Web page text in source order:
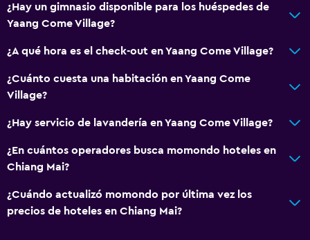
¿Hay un gimnasio disponible para los huéspedes de
Yaang Come Village?
¿A qué hora es el check-out en Yaang Come Village?
¿Cuánto cuesta una habitación en Yaang Come
Village?
¿Hay servicio de lavandería en Yaang Come Village?
¿En cuántos operadores busca momondo hoteles en
Chiang Mai?
¿Cuándo actualizó momondo por última vez los
precios de hoteles en Chiang Mai?